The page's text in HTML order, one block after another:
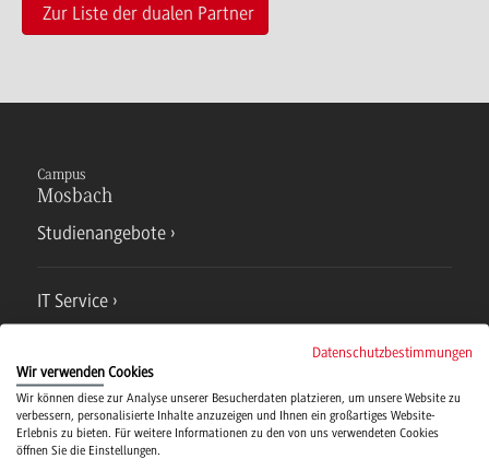
Zur Liste der dualen Partner
Campus
Mosbach
Studienangebote
IT Service
Campusmensa
Hochschulsport
Datenschutzbestimmungen
Wir verwenden Cookies
Wir können diese zur Analyse unserer Besucherdaten platzieren, um unsere Website zu
verbessern, personalisierte Inhalte anzuzeigen und Ihnen ein großartiges Website-
Erlebnis zu bieten. Für weitere Informationen zu den von uns verwendeten Cookies
öffnen Sie die Einstellungen.